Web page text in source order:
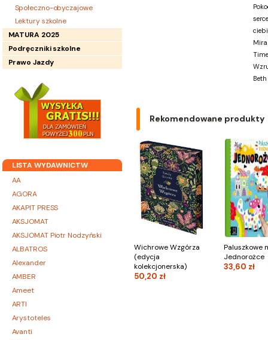
Społeczno-obyczajowe
Lektury szkolne
MATURA 2025
Podręczniki szkolne
Prawo Jazdy
LISTA WYDAWNICTW
AA
AGORA
AKAPIT PRESS
AKSJOMAT
AKSJOMAT Piotr Nodzyński
ALBATROS
Alexander
AMBER
Ameet
ARTI
Arystoteles
Avanti
Rekomendowane produkty
Wichrowe Wzgórza
(edycja
kolekcjonerska)
50,20 zł
Paluszkowe
Jednorożce
33,60 zł